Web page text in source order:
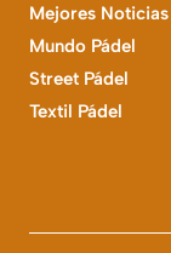
Mejores Noticias
Mundo Pádel
Street Pádel
Textil Pádel